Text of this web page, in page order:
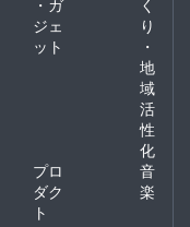
ジェ
ット
り
・
地
域
活
性
化
プロ
ダク
ト
音
楽